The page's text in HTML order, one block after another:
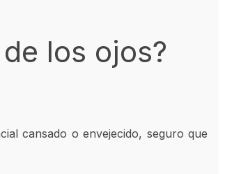
los ojos?
cansado o envejecido, seguro que